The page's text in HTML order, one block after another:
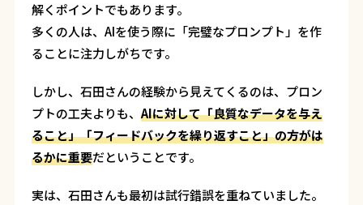
解くポイントでもあります。
多くの人は、AIを使う際に「完璧なプロンプト」を作
ることに注力しがちです。
しかし、石田さんの経験から見えてくるのは、プロン
プトの工夫よりも、 AIに対して「良質なデータを与え
ること」「フィードバックを繰り返すこと」の方がは
るかに重要だということです。
実は、石田さんも最初は試行錯誤を重ねていました。